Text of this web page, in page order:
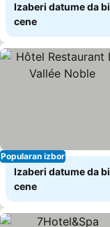
Izaberi datume da
cene
Popularan izbor
Izaberi datume da
cene